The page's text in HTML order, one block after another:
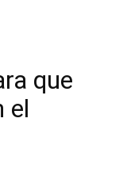
que
el